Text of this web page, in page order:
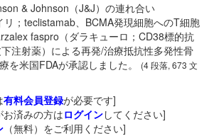
& Johnson（J&J）の連れ合い
リ；teclistamab、BCMA発現細胞へのT細胞
faspro（ダラキューロ；CD38標的抗
注射薬）による再発/治療抵抗性多発性骨
を米国FDAが承認しました。
(4 段落, 673 文
有料会員登録が必要です]
済みの方はログインしてください]
（無料）をご利用ください]